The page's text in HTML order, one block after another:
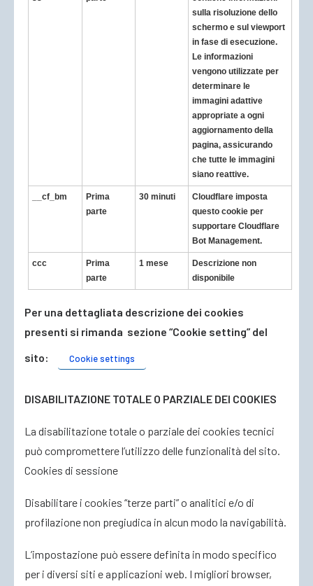
sulla risoluzione dello
schermo e sul viewport
in fase di esecuzione.
Le informazioni
vengono utilizzate per
determinare le
immagini adattive
appropriate a ogni
aggiornamento della
pagina, assicurando
che tutte le immagini
siano reattive.
__cf_bm
Prima
parte
30 minuti
Cloudflare imposta
questo cookie per
supportare Cloudflare
Bot Management.
ccc
Prima
parte
1 mese
Descrizione non
disponibile
Per una dettagliata descrizione dei cookies
presenti si rimanda sezione “Cookie setting” del
sito:
Cookie settings
DISABILITAZIONE TOTALE O PARZIALE DEI COOKIES
La disabilitazione totale o parziale dei cookies tecnici
può compromettere l’utilizzo delle funzionalità del sito.
Cookies di sessione
Disabilitare i cookies “terze parti” o analitici e/o di
profilazione non pregiudica in alcun modo la navigabilità.
L’impostazione può essere definita in modo specifico
per i diversi siti e applicazioni web. I migliori browser,